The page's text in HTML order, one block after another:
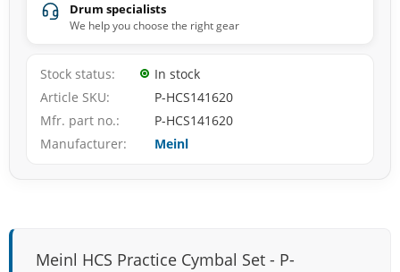
Drum specialists
We help you choose the right gear
Stock status
In stock
Article SKU
P-HCS141620
Mfr. part no.
P-HCS141620
Manufacturer
Meinl
Meinl HCS Practice Cymbal Set - P-